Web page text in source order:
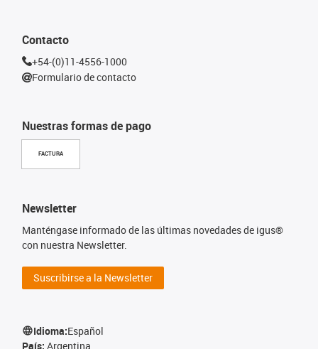
Nuestras formas de pago
FACTURA
Contacto
+54-(0)11-4556-1000
Formulario de contacto
Newsletter
Manténgase informado de las últimas novedades de igus®
con nuestra Newsletter.
Suscribirse a la Newsletter
Idioma:Español
País: Argentina